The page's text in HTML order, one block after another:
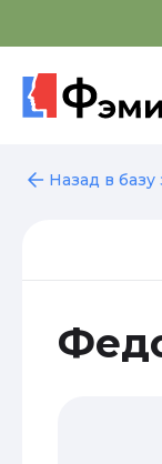
Назад в базу